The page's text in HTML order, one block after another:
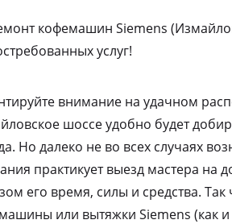
кофемашин Siemens
услуг!
внимание на удачном
шоссе удобно будет
Но далеко не во всех случаях
практикует выезд мастера на
его время, силы и средства.
или вытяжки Siemens (как